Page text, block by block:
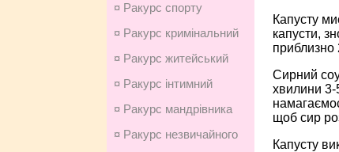
¤ Ракурс спорту
¤ Ракурс кримінальний
¤ Ракурс житейський
¤ Ракурс інтимний
¤ Ракурс мандрівника
¤ Ракурс незвичайного
Капусту
капусти,
приблизно
Сирний
хвилини 3-
щоб сир
Капусту